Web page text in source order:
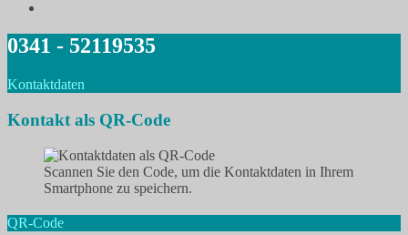
0341 - 52119535
Kontaktdaten
Kontakt als QR-Code
Scannen Sie den Code, um die Kontaktdaten in Ihrem
Smartphone zu speichern.
QR-Code